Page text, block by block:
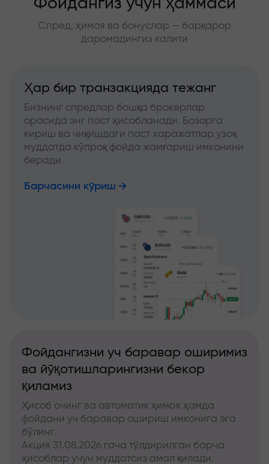
Фойдангиз учун ҳаммаси
Спред, ҳимоя ва бонуслар — барқарор
даромадингиз калити
Ҳар бир транзакцияда тежанг
Бизнинг спредлар бошқа брокерлар
орасида энг паст ҳисобланади. Бозорга
кириш ва чиқишдаги паст харажатлар узоқ
муддатда кўпроқ фойда жамғариш имконини
беради
Барчасини кўриш
Фойдангизни уч баравар оширимиз
ва йўқотишларингизни бекор
қиламиз
Ҳисоб очинг ва автоматик ҳимоя ҳамда
фойдани уч баравар ошириш имконига эга
бўлинг.
Акция 31.08.2026 гача тўлдирилган барча
ҳисоблар учун муддатсиз амал қилади.